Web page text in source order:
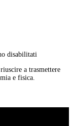
disabilitati
a trasmettere
e fisica.